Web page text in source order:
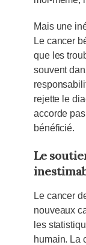
Mais une
Le cancer
que les
souvent
rejette le
accorde
bénéficié.
Le
Le cancer
nouveaux
les
humain. La